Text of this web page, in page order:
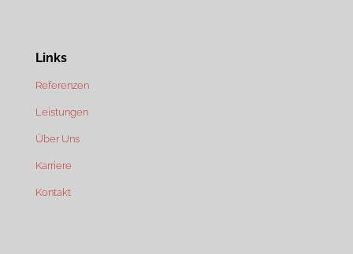
Links
Referenzen
Leistungen
Über Uns
Karriere
Kontakt